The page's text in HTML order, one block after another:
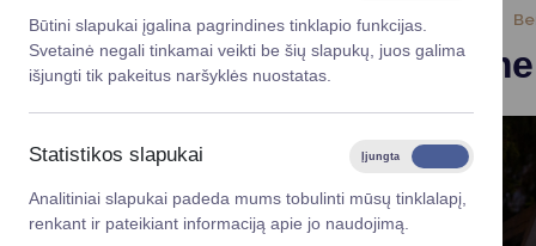
Būtini slapukai įgalina pagrindines tinklapio funkcijas.
Svetainė negali tinkamai veikti be šių slapukų, juos galima
išjungti tik pakeitus naršyklės nuostatas.
Statistikos slapukai Įjungta
Analitiniai slapukai padeda mums tobulinti mūsų tinklalapį,
renkant ir pateikiant informaciją apie jo naudojimą.
Viešieji
Lygios
Savivaldybės
Organizacinė
2025-11-04